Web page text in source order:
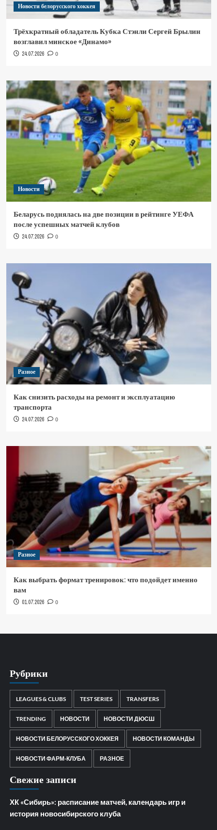
Новости белорусского хоккея
Трёхкратный обладатель Кубка Стэнли Сергей Брылин
возглавил минское «Динамо»
24.07.2026 0
Новости
Беларусь поднялась на две позиции в рейтинге УЕФА
после успешных матчей клубов
24.07.2026 0
Разное
Как снизить расходы на ремонт и эксплуатацию
транспорта
24.07.2026 0
Разное
Как выбрать формат тренировок: что подойдет именно
вам
01.07.2026 0
Рубрики
LEAGUES & CLUBS TEST SERIES TRANSFERS
TRENDING НОВОСТИ НОВОСТИ ДЮСШ
НОВОСТИ БЕЛОРУССКОГО ХОККЕЯ НОВОСТИ КОМАНДЫ
НОВОСТИ ФАРМ-КЛУБА РАЗНОЕ
Свежие записи
ХК «Сибирь»: расписание матчей, календарь игр и
история новосибирского клуба